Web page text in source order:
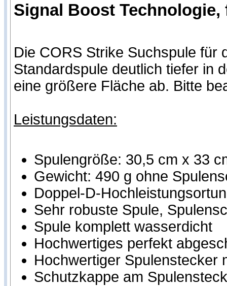
Signal Boost
Die CORS Strike Suchspule für
Standardspule deutlich tiefer in
eine größere Fläche ab. Bitte
Leistungsdaten:
Spulengröße: 30,5 cm x 33
Gewicht: 490 g ohne
Doppel-D-
Sehr robuste Spule,
Spule komplett wasserdicht
Hochwertiges perfekt
Hochwertiger Spulenstecker
Schutzkappe am